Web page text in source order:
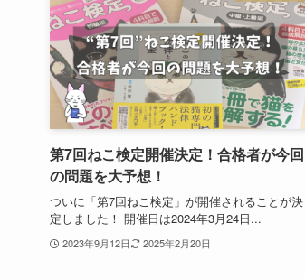
第7回ねこ検定開催決定！合格者が今回
の問題を大予想！
ついに「第7回ねこ検定」が開催されることが決
定しました！ 開催日は2024年3月24日...
2023年9月12日 2025年2月20日